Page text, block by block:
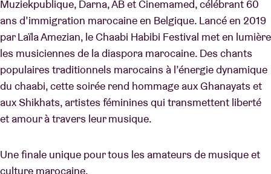
Muziekpublique, Darna, AB et Cinemamed, célébrant 60
ans d’immigration marocaine en Belgique. Lancé en 2019
par Laïla Amezian, le Chaabi Habibi Festival met en lumière
les musiciennes de la diaspora marocaine. Des chants
populaires traditionnels marocains à l’énergie dynamique
du chaabi, cette soirée rend hommage aux Ghanayats et
aux Shikhats, artistes féminines qui transmettent liberté
et amour à travers leur musique.
Une finale unique pour tous les amateurs de musique et
culture marocaine.